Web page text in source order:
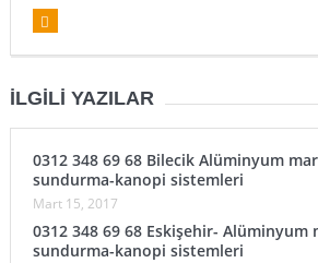
İLGILI YAZILAR
0312 348 69 68 Bilecik Alüminyum
sundurma-kanopi sistemleri
Mart 15, 2017
0312 348 69 68 Eskişehir- Alüminyum
sundurma-kanopi sistemleri